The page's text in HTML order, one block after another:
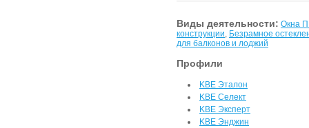
Виды деятельности: Окна
конструкции, Безрамное
для балконов и лоджий
Профили
KBE Эталон
KBE Селект
KBE Эксперт
KBE Энджин